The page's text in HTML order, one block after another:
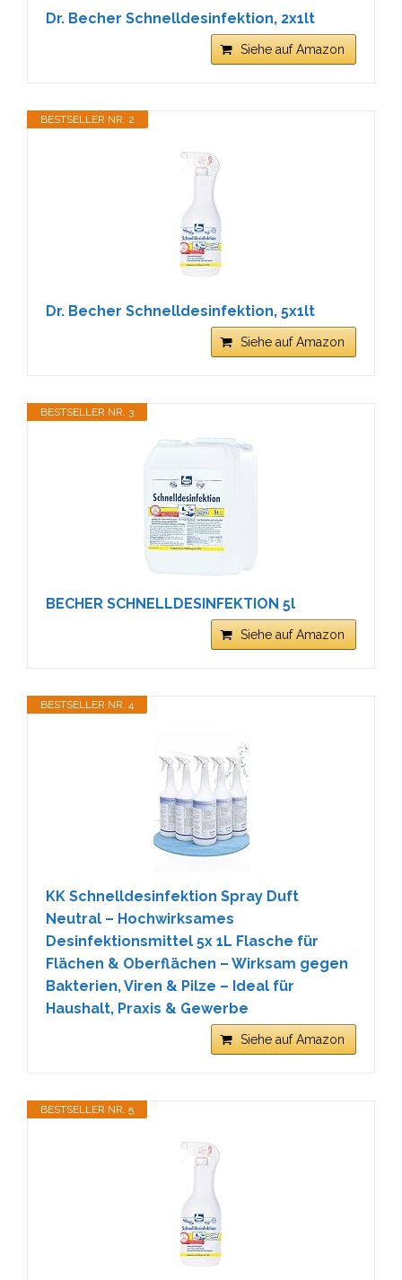
Dr. Becher Schnelldesinfektion, 2x1lt
Siehe auf Amazon
BESTSELLER NR. 2
Dr. Becher Schnelldesinfektion, 5x1lt
Siehe auf Amazon
BESTSELLER NR. 3
BECHER SCHNELLDESINFEKTION 5l
Siehe auf Amazon
BESTSELLER NR. 4
KK Schnelldesinfektion Spray Duft
Neutral – Hochwirksames
Desinfektionsmittel 5x 1L Flasche für
Flächen & Oberflächen – Wirksam gegen
Bakterien, Viren & Pilze – Ideal für
Haushalt, Praxis & Gewerbe
Siehe auf Amazon
BESTSELLER NR. 5